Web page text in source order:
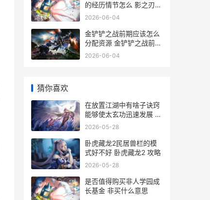
的经历情节怎么 影之刃3
的洗罪符
2026-06-04
金铲铲之战前期应该怎么
分配资源 金铲铲之战前期
最强打工阵容
2026-06-04
猜你喜欢
在放置江湖中有啥子诀窍
能够使太玄功迅速发展 放
置江湖什么意思
2026-05-28
卧虎藏龙2民居兽栏的模
式好不好 卧虎藏龙2 攻略
2026-05-28
是否值得购买非人学园成
长基金 非买什么意思